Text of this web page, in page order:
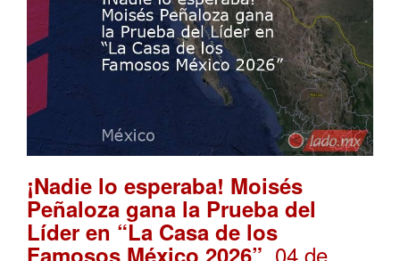
¡Nadie lo esperaba! Moisés
Peñaloza gana la Prueba del
Líder en “La Casa de los
Famosos México 2026”. 04 de